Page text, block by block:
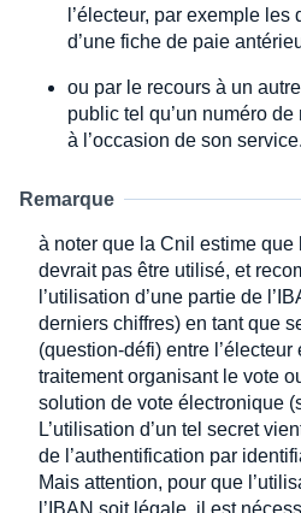
l’électeur, par exemple
d’une fiche de paie
ou par le recours à un
public tel qu’un numéro
à l’occasion de son service.
Remarque
à noter que la Cnil estime que
devrait pas être utilisé, et
l’utilisation d’une partie de
derniers chiffres) en tant que
(question-défi) entre
traitement organisant le vote
solution de vote électronique
L’utilisation d’un tel secret
de l’authentification par
Mais attention, pour que
l’IBAN soit légale, il est